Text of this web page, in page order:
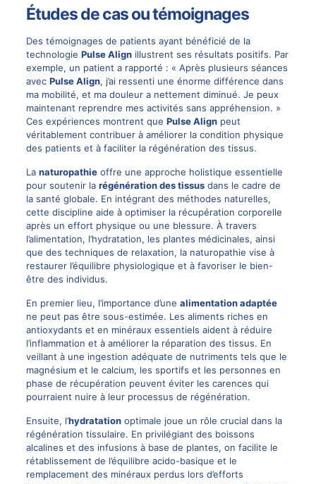
Études de cas ou témoignages
Des témoignages de patients ayant bénéficié de la
technologie Pulse Alignillustrent ses résultats positifs. Par
exemple, un patient a rapporté : « Après plusieurs séances
avec Pulse Align, j’ai ressenti une énorme différence dans
ma mobilité, et ma douleur a nettement diminué. Je peux
maintenant reprendre mes activités sans appréhension. »
Ces expériences montrent que Pulse Alignpeut
véritablement contribuer à améliorer la condition physique
des patients et à faciliter la régénération des tissus.
La naturopathieoffre une approche holistique essentielle
pour soutenir la régénération des tissusdans le cadre de
la santé globale. En intégrant des méthodes naturelles,
cette discipline aide à optimiser la récupération corporelle
après un effort physique ou une blessure. À travers
l’alimentation, l’hydratation, les plantes médicinales, ainsi
que des techniques de relaxation, la naturopathie vise à
restaurer l’équilibre physiologique et à favoriser le bien-
être des individus.
En premier lieu, l’importance d’une alimentation adaptée
ne peut pas être sous-estimée. Les aliments riches en
antioxydants et en minéraux essentiels aident à réduire
l’inflammation et à améliorer la réparation des tissus. En
veillant à une ingestion adéquate de nutriments tels que le
magnésium et le calcium, les sportifs et les personnes en
phase de récupération peuvent éviter les carences qui
pourraient nuire à leur processus de régénération.
Ensuite, l’hydratationoptimale joue un rôle crucial dans la
régénération tissulaire. En privilégiant des boissons
alcalines et des infusions à base de plantes, on facilite le
rétablissement de l’équilibre acido-basique et le
remplacement des minéraux perdus lors d’efforts